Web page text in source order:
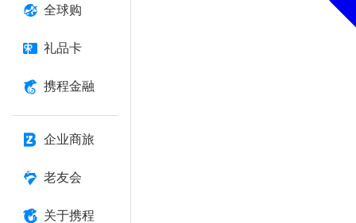
全球购
礼品卡
携程金融
企业商旅
老友会
关于携程